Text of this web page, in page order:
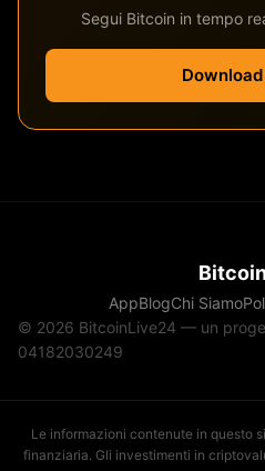
Segui Bitcoin in tempo
AppBlogChi Siamo
© 2026 BitcoinLive24 — un
04182030249
Le informazioni contenute in questo
finanziaria. Gli investimenti in